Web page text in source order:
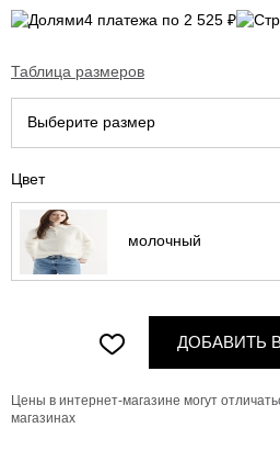
4 платежа по 2 525 ₽
Таблица размеров
Выберите размер
Цвет
молочный
ДОБАВИТЬ
Цены в интернет-магазине могут
магазинах